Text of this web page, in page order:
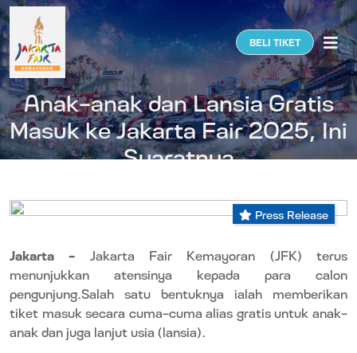
BELI TIKET
Anak-anak dan Lansia Gratis
Masuk ke Jakarta Fair 2025, Ini
Syaratnya
Press Release
Jakarta –
Jakarta Fair Kemayoran (JFK) terus
menunjukkan atensinya kepada para calon
pengunjung.Salah satu bentuknya ialah memberikan
tiket masuk secara cuma-cuma alias gratis untuk anak-
anak dan juga lanjut usia (lansia).